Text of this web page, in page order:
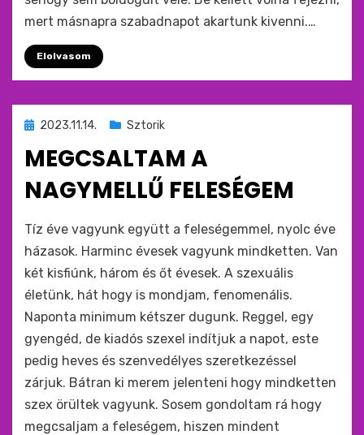
mert másnapra szabadnapot akartunk kivenni.…
Elolvasom
Beküldve
2023.11.14. Sztorik
MEGCSALTAM A
NAGYMELLŰ FELESÉGEM
by
Tíz éve vagyunk együtt a feleségemmel, nyolc éve
házasok. Harminc évesek vagyunk mindketten. Van
két kisfiúnk, három és őt évesek. A szexuális
életünk, hát hogy is mondjam, fenomenális.
Naponta minimum kétszer dugunk. Reggel, egy
gyengéd, de kiadós szexel indítjuk a napot, este
pedig heves és szenvedélyes szeretkezéssel
zárjuk. Bátran ki merem jelenteni hogy mindketten
szex örültek vagyunk. Sosem gondoltam rá hogy
megcsaljam a feleségem, hiszen mindent